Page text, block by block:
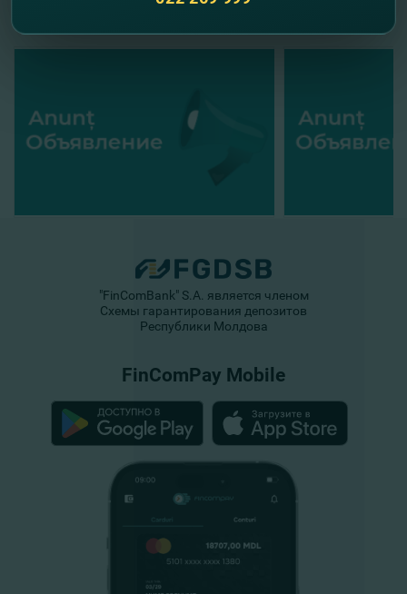
"FinComBank" S.A. является членом
Схемы гарантирования депозитов
Республики Молдова
FinComPay Mobile